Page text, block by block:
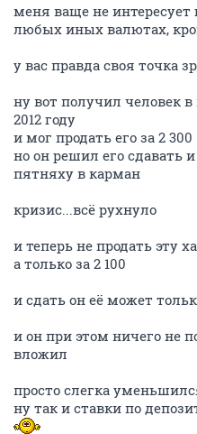
меня ваще не
любых иных валютах,
у вас правда своя точка
ну вот получил человек
2012 году
и мог продать его за 2 300
но он решил его сдавать
пятняху в карман
кризис...всё рухнуло
и теперь не продать эту
а только за 2 100
и сдать он её может
и он при этом ничего не
вложил
просто слегка
ну так и ставки по